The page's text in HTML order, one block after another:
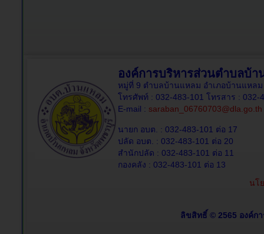
องค์การบริหารส่วนตำบลบ้า
หมู่ที่ 9 ตำบลบ้านแหลม อำเภอบ้านแหลม
โทรศัพท์ : 032-483-101 โทรสาร : 032-
E-mail : saraban_06760703@dla.go.th
นายก อบต. : 032-483-101 ต่อ 17
ปลัด อบต. : 032-483-101 ต่อ 20
สำนักปลัด : 032-483-101 ต่อ 11
กองคลัง : 032-483-101 ต่อ 13
นโ
ลิขสิทธิ์ © 2565 องค์ก